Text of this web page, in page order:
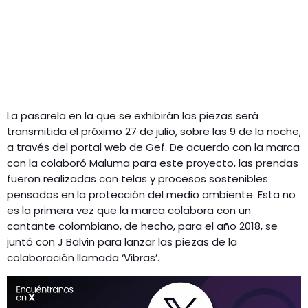
La pasarela en la que se exhibirán las piezas será
transmitida el próximo 27 de julio, sobre las 9 de la noche,
a través del portal web de Gef. De acuerdo con la marca
con la colaboró Maluma para este proyecto, las prendas
fueron realizadas con telas y procesos sostenibles
pensados en la protección del medio ambiente. Esta no
es la primera vez que la marca colabora con un
cantante colombiano, de hecho, para el año 2018, se
juntó con J Balvin para lanzar las piezas de la
colaboración llamada ‘Vibras’.